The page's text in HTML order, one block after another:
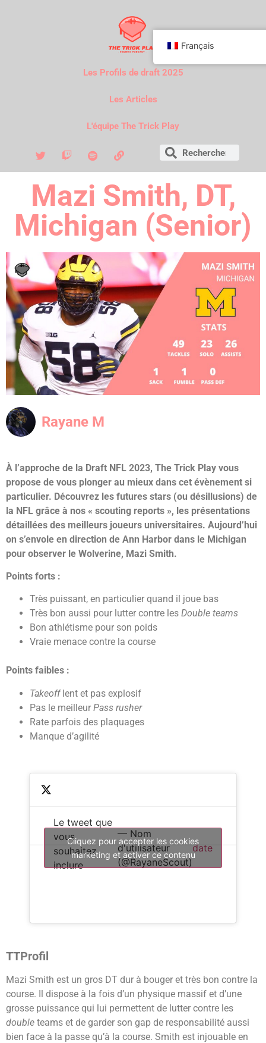
Les Profils de draft 2025
Les Articles
L'équipe The Trick Play
Mazi Smith, DT,
Michigan (Senior)
Rayane M
À l’approche de la Draft NFL 2023, The Trick Play vous
propose de vous plonger au mieux dans cet évènement si
particulier. Découvrez les futures stars (ou désillusions) de
la NFL grâce à nos « scouting reports », les présentations
détaillées des meilleurs joueurs universitaires. Aujourd’hui
on s’envole en direction de Ann Harbor dans le Michigan
pour observer le Wolverine, Mazi Smith.
Points forts :
Très puissant, en particulier quand il joue bas
Très bon aussi pour lutter contre les Double teams
Bon athlétisme pour son poids
Vraie menace contre la course
Points faibles :
Takeofflent et pas explosif
Pas le meilleur Pass rusher
Rate parfois des plaquages
Manque d’agilité
Le tweet que
vous
souhaitez
inclure
— Nom
d'utilisateur
(@RayaneScout)
date
Cliquez pour accepter les cookies
marketing et activer ce contenu
TTProfil
Mazi Smith est un gros DT dur à bouger et très bon contre la
course. Il dispose à la fois d’un physique massif et d’une
grosse puissance qui lui permettent de lutter contre les
double teams et de garder son gap de responsabilité aussi
bien face à la passe qu’à la course. Smith est injouable en
Français